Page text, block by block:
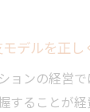
止で強化す
で見落とし
デルを正し
ョンの経営
することが